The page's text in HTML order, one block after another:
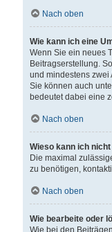
Nach oben
Wie kann ich eine
Wenn Sie ein neues
Beitragserstellung.
und mindestens
Sie können auch
bedeutet dabei eine
Nach oben
Wieso kann ich
Die maximal
zu benötigen,
Nach oben
Wie bearbeite oder
Wie bei den